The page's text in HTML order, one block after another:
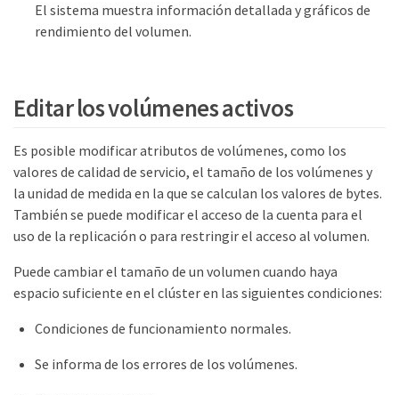
El sistema muestra información detallada y gráficos de
rendimiento del volumen.
Editar los volúmenes activos
Es posible modificar atributos de volúmenes, como los
valores de calidad de servicio, el tamaño de los volúmenes y
la unidad de medida en la que se calculan los valores de bytes.
También se puede modificar el acceso de la cuenta para el
uso de la replicación o para restringir el acceso al volumen.
Puede cambiar el tamaño de un volumen cuando haya
espacio suficiente en el clúster en las siguientes condiciones:
Condiciones de funcionamiento normales.
Se informa de los errores de los volúmenes.